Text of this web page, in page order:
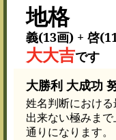
地格
義(13画) + 啓
大大吉です
大勝利 大成功
姓名判断におけ
出来ない極みま
通りになります。